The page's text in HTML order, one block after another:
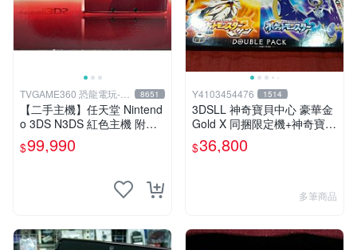
TVGAME360 恐龍電玩-台
中店
8651
【二手主機】任天堂 Nintend
o 3DS N3DS 紅色主機 附充
電器【台中恐龍電玩】
$99,990
Y4103454476 1514
3DSLL 神奇寶貝中心 豪華金
Gold X 同捆限定機+神奇寶貝
太陽月亮同捆版
$36,800
多筆商品